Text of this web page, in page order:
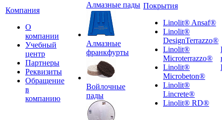
Компания
О
компании
Учебный
центр
Партнеры
Реквизиты
Обращение
в
компанию
Алмазные пады
Алмазные
франкфурты
Войлочные
пады
Покрытия
Linolit® Ansaf®
Linolit®
DesignTerrazzo®
Linolit®
Microterrazzo®
Linolit®
Microbeton®
Linolit®
Lincrete®
Linolit® RD®